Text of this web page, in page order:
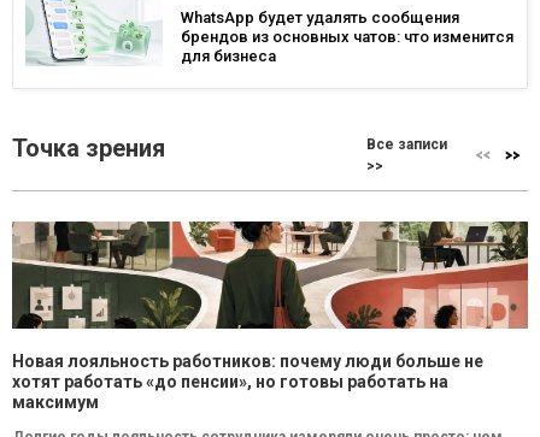
WhatsApp будет удалять сообщения
брендов из основных чатов: что изменится
для бизнеса
Точка зрения
Все записи
>>
Новая лояльность работников: почему люди больше не
хотят работать «до пенсии», но готовы работать на
максимум